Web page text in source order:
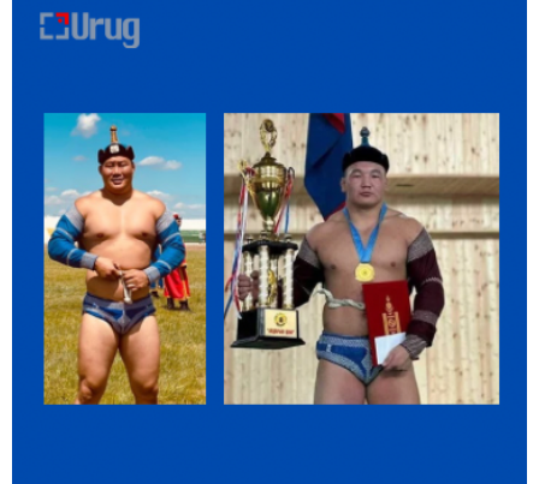
on
Facebook
on
Twitter